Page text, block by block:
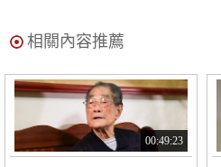
相關內容推薦
00:49:23